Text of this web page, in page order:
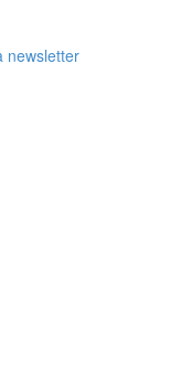
newsletter